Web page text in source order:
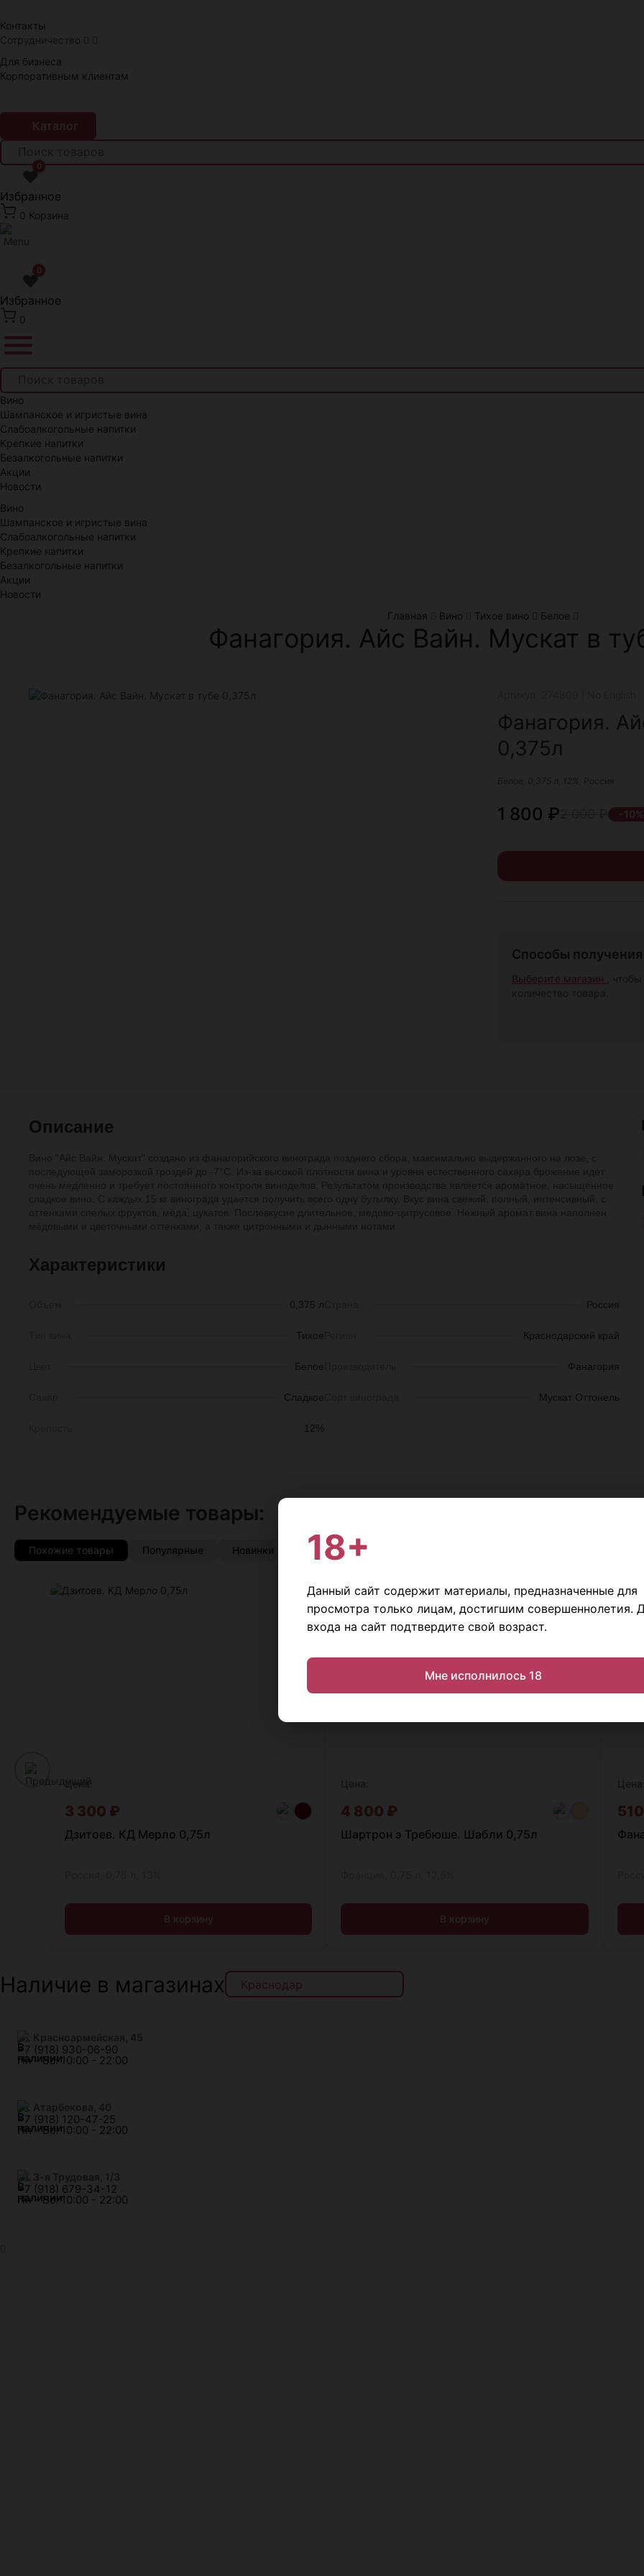
Контакты
Сотрудничество
Для бизнеса
Корпоративным клиентам
Каталог
❤
0
Избранное
0 Корзина
❤
0
Избранное
0
Вино
Шампанское и игристые вина
Слабоалкогольные напитки
Крепкие напитки
Безалкогольные напитки
Акции
Новости
Вино
Шампанское и игристые вина
Слабоалкогольные напитки
Крепкие напитки
Безалкогольные напитки
Акции
Новости
Главная
Вино Тихое вино Белое
Фанагория. Айс Вайн. Мускат в
Фанагория.
0,375л
1 800 ₽ -10%
Способы получения
Выберите магазин
Описание
Характеристики
0,375 л
Тихое
Белое
Сладкое
12%
Россия
Краснодарский край
Фанагория
Мускат Оттонель
Рекомендуемые товары:
Похожие товары Популярные Новинки Со скидкой
♡
Цена:
3 300 ₽
Дзитоев. КД Мерло 0,75л
В корзину
♡
4 800 ₽
Шартрон э Требюше. Шабли 0,75л
В корзину
-14%
510
Наличие в магазинах
ул. Красноармейская, 45
+7 (918) 930-06-90
Пн - Вс: 10:00 - 22:00
​ул. Атарбекова, 40
+7 (918) 120-47-25
Пн - Вс: 10:00 - 22:00
ул. 3-я Трудовая, 1/3
+7 (918) 679-34-12
Пн - Вс: 10:00 - 22:00
18+
Данный сайт содержит материалы, предназначенные для
просмотра только лицам, достигшим совершеннолетия.
входа на сайт подтвердите свой возраст.
Мне исполнилось 18